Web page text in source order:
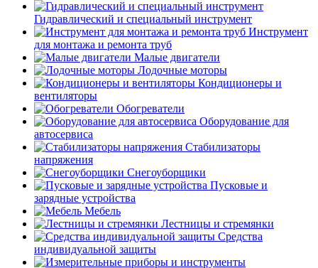
Гидравлический и специальный инструмент
Инструмент
для монтажа и ремонта труб
Малые двигатели
Лодочные моторы
Кондиционеры и
вентиляторы
Обогреватели
Оборудование для
автосервиса
Стабилизаторы
напряжения
Снегоуборщики
Пусковые и
зарядные устройства
Мебель
Лестницы и стремянки
Средства
индивидуальной защиты